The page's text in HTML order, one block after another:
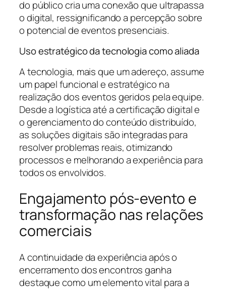
do público cria uma conexão que ultrapassa
o digital, ressignificando a percepção sobre
o potencial de eventos presenciais.
Uso estratégico da tecnologia como aliada
A tecnologia, mais que um adereço, assume
um papel funcional e estratégico na
realização dos eventos geridos pela equipe.
Desde a logística até a certificação digital e
o gerenciamento do conteúdo distribuído,
as soluções digitais são integradas para
resolver problemas reais, otimizando
processos e melhorando a experiência para
todos os envolvidos.
Engajamento pós-evento e
transformação nas relações
comerciais
A continuidade da experiência após o
encerramento dos encontros ganha
destaque como um elemento vital para a